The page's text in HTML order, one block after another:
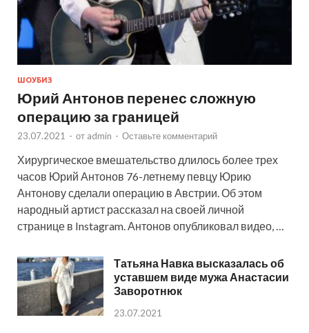
ШОУБИЗ
Юрий Антонов перенес сложную
операцию за границей
23.07.2021 - от admin - Оставьте комментарий
Хирургическое вмешательство длилось более трех
часов Юрий Антонов 76-летнему певцу Юрию
Антонову сделали операцию в Австрии. Об этом
народный артист рассказал на своей личной
странице в Instagram. Антонов опубликовал видео, …
Татьяна Навка высказалась об
уставшем виде мужа Анастасии
Заворотнюк
23.07.2021